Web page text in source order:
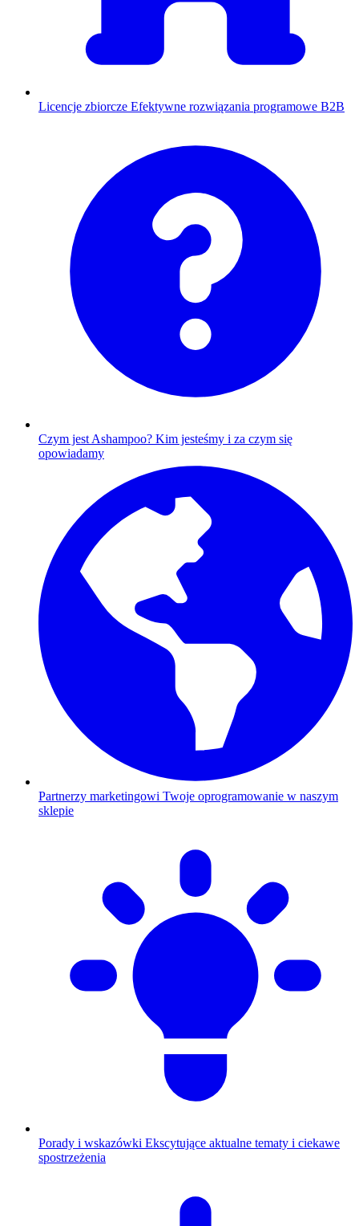
Licencje zbiorcze Efektywne rozwiązania programowe B2B
Czym jest Ashampoo? Kim jesteśmy i za czym się
opowiadamy
Partnerzy marketingowi Twoje oprogramowanie w naszym
sklepie
Porady i wskazówki Ekscytujące aktualne tematy i ciekawe
spostrzeżenia